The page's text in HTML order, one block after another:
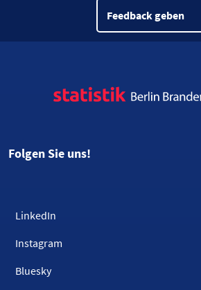
Feedback geben
Folgen Sie uns!
LinkedIn
Instagram
Bluesky